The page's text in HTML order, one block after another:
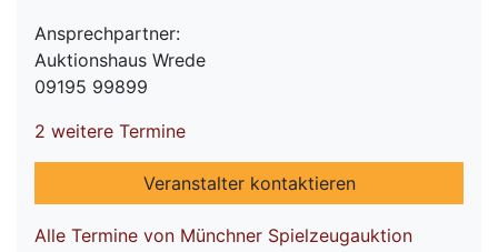
Ansprechpartner:
Auktionshaus Wrede
09195 99899
2 weitere Termine
Veranstalter kontaktieren
Alle Termine von Münchner Spielzeugauktion